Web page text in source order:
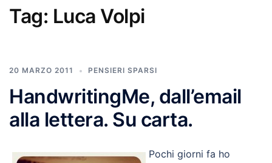
Tag: Luca Volpi
20 MARZO 2011 PENSIERI SPARSI
HandwritingMe, dall’email
alla lettera. Su carta.
Pochi giorni fa ho